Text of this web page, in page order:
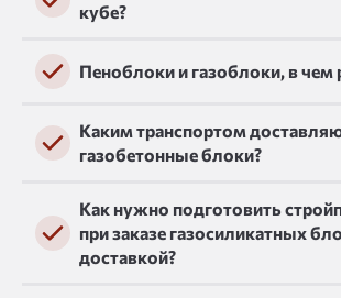
кубе?
Пеноблоки и газоблоки, в чем
Каким транспортом
газобетонные блоки?
Как нужно подготовить
при заказе газосиликатных
доставкой?